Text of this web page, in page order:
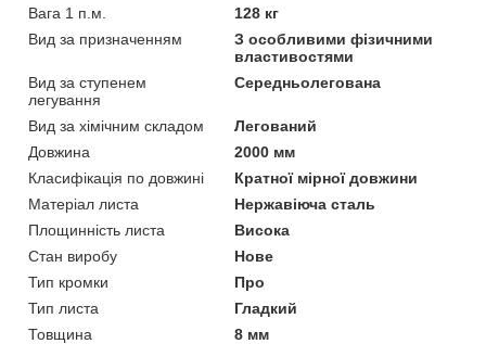
Вага 1 п.м.
128 кг
Вид за призначенням
З особливими фізичними
властивостями
Вид за ступенем
легування
Середньолегована
Вид за хімічним складом
Легований
Довжина
2000 мм
Класифікація по довжині
Кратної мірної довжини
Матеріал листа
Нержавіюча сталь
Площинність листа
Висока
Стан виробу
Нове
Тип кромки
Про
Тип листа
Гладкий
Товщина
8 мм